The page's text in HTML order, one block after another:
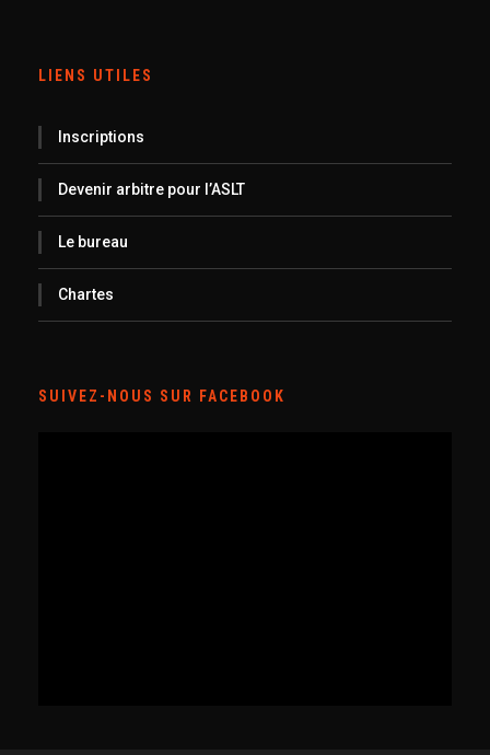
LIENS UTILES
Inscriptions
Devenir arbitre pour l’ASLT
Le bureau
Chartes
SUIVEZ-NOUS SUR FACEBOOK